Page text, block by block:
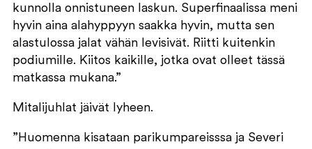
kunnolla onnistuneen laskun. Superfinaalissa meni
hyvin aina alahyppyyn saakka hyvin, mutta sen
alastulossa jalat vähän levisivät. Riitti kuitenkin
podiumille. Kiitos kaikille, jotka ovat olleet tässä
matkassa mukana.”
Mitalijuhlat jäivät lyheen.
”Huomenna kisataan parikumpareisssa ja Severi